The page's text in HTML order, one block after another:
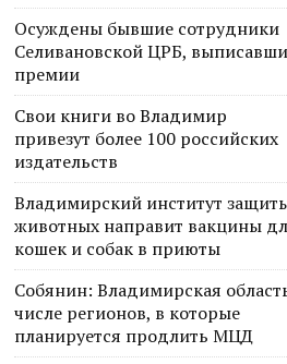
Осуждены бывшие сотрудники
Селивановской ЦРБ,
премии
Свои книги во Владимир
привезут более 100 российских
издательств
Владимирский институт
животных направит вакцины
кошек и собак в приюты
Собянин: Владимирская
числе регионов, в которые
планируется продлить МЦД